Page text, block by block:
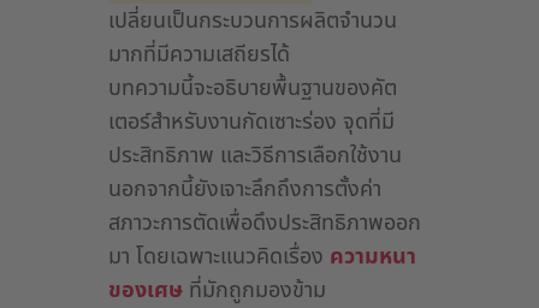
เปลี่ยนเป็นกระบวนการผลิตจำนวน
มากที่มีความเสถียรได้
บทความนี้จะอธิบายพื้นฐานของคัต
เตอร์สำหรับงานกัดเซาะร่อง จุดที่มี
ประสิทธิภาพ และวิธีการเลือกใช้งาน
นอกจากนี้ยังเจาะลึกถึงการตั้งค่า
สภาวะการตัดเพื่อดึงประสิทธิภาพออก
มา โดยเฉพาะแนวคิดเรื่อง ความหนา
ของเศษ ที่มักถูกมองข้าม